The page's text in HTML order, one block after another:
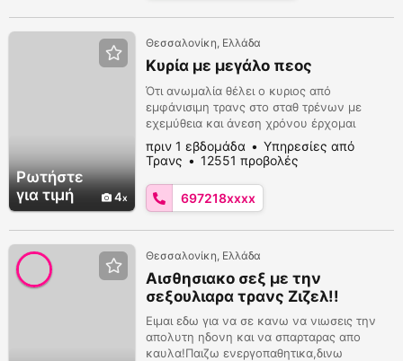
Ρωτήστε
για τιμή
4
Θεσσαλονίκη, Ελλάδα
Κυρία με μεγάλο πεος
Ότι ανωμαλία θέλει ο κυριος από
εμφάνισιμη τρανς στο σταθ τρένων με
εχεμύθεια και άνεση χρόνου έρχομαι
διακριτικά και στο χώρο σου και κάμερα
6972186772
πριν 1 εβδομάδα
Υπηρεσίες από
Τρανς
12551 προβολές
697218xxxx
Θεσσαλονίκη, Ελλάδα
Αισθησιακο σεξ με την
σεξουλιαρα τρανς Ζιζελ!!
Ειμαι εδω για να σε κανω να νιωσεις την
απολυτη ηδονη και να σπαρταρας απο
καυλα!Παιζω ενεργοπαθητικα,δινω